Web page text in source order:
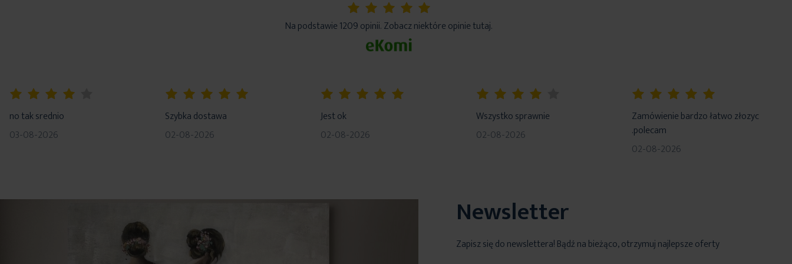
5%
Na podstawie 1209 opinii. Zobacz niektóre opinie tutaj.
no tak srednio
03-08-2026
Szybka dostawa
02-08-2026
Jest ok
02-08-2026
Wszystko sprawnie
02-08-2026
Zamówienie bardzo łatwo złozyc
.polecam
02-08-2026
Newsletter
Zapisz się do newslettera! Bądź na bieżąco, otrzymuj najlepsze oferty